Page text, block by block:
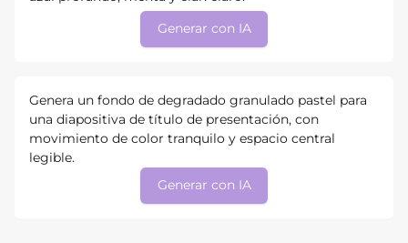
Generar con IA
Genera un fondo de degradado granulado pastel para
una diapositiva de título de presentación, con
movimiento de color tranquilo y espacio central
legible.
Generar con IA